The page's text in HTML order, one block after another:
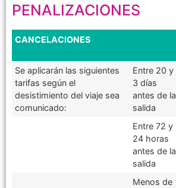
PENALIZACIONES
CANCELACIONES
Se aplicarán las siguientes
tarifas según el
desistimiento del viaje sea
comunicado:
Entre 20 y
3 días
antes de la
salida
Entre 72 y
24 horas
antes de la
salida
Menos de